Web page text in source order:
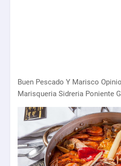
Buen Pescado Y Marisco
Marisqueria Sidreria Poniente